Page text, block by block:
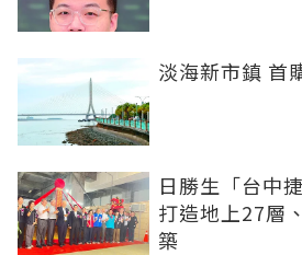
淡海新市鎮 首
日勝生「台中
打造地上27層
築